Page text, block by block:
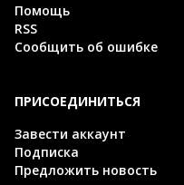
Помощь
RSS
Сообщить об ошибке
ПРИСОЕДИНИТЬСЯ
Завести аккаунт
Подписка
Предложить новость